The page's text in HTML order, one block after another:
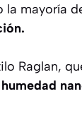
mayoría
Raglan,